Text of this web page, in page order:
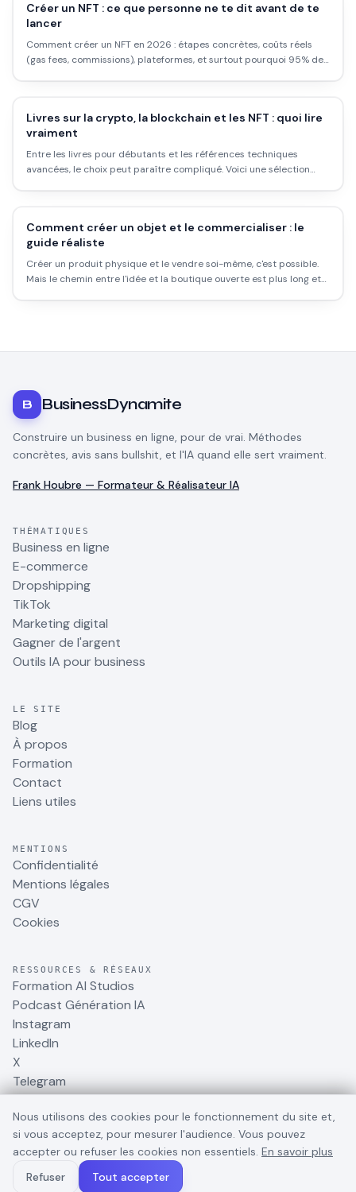
Créer un NFT : ce que personne ne te dit avant de te
lancer
Comment créer un NFT en 2026 : étapes concrètes, coûts réels
(gas fees, commissions), plateformes, et surtout pourquoi 95% des
Livres sur la crypto, la blockchain et les NFT : quoi lire
vraiment
Entre les livres pour débutants et les références techniques
avancées, le choix peut paraître compliqué. Voici une sélection
Comment créer un objet et le commercialiser : le
guide réaliste
Créer un produit physique et le vendre soi-même, c'est possible.
Mais le chemin entre l'idée et la boutique ouverte est plus long et
B BusinessDynamite
Construire un business en ligne, pour de vrai. Méthodes
concrètes, avis sans bullshit, et l'IA quand elle sert vraiment.
Frank Houbre — Formateur & Réalisateur IA
THÉMATIQUES
Business en ligne
E-commerce
Dropshipping
TikTok
Marketing digital
Gagner de l'argent
Outils IA pour business
LE SITE
Blog
À propos
Formation
Contact
Liens utiles
MENTIONS
Confidentialité
Mentions légales
CGV
Cookies
RESSOURCES & RÉSEAUX
Formation AI Studios
Podcast Génération IA
Instagram
LinkedIn
X
Telegram
©2026BusinessDynamite
Nous utilisons des cookies pour le fonctionnement du site et,
si vous acceptez, pour mesurer l'audience. Vous pouvez
accepter ou refuser les cookies non essentiels. En savoir plus
Refuser
Tout accepter